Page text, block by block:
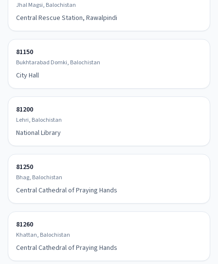
Jhal Magsi, Balochistan
Central Rescue Station, Rawalpindi
81150
Bukhtarabad Domki, Balochistan
City Hall
81200
Lehri, Balochistan
National Library
81250
Bhag, Balochistan
Central Cathedral of Praying Hands
81260
Khattan, Balochistan
Central Cathedral of Praying Hands